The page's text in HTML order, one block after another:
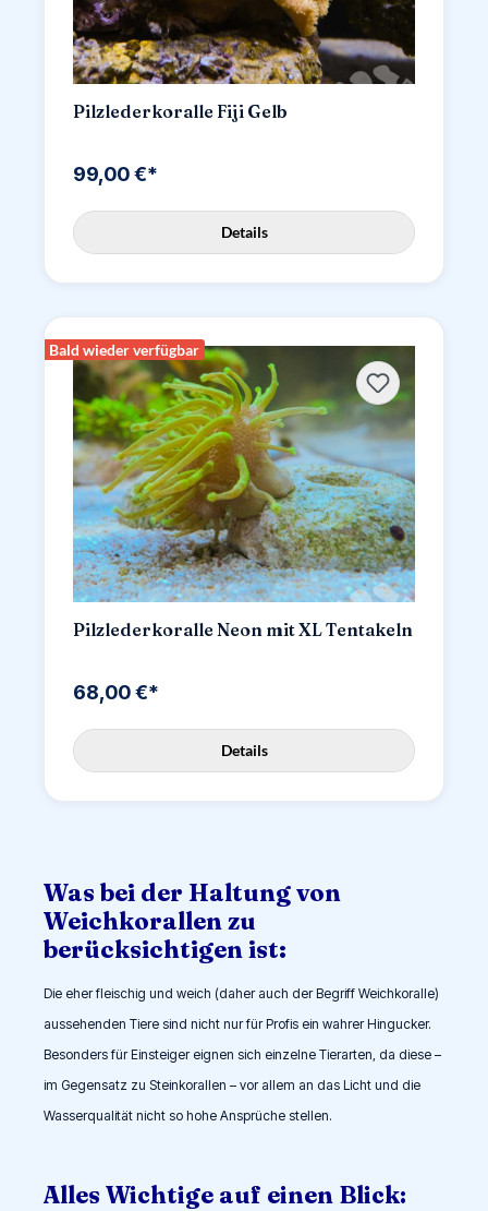
Pilzlederkoralle Fiji Gelb
99,00 €*
Details
Bald wieder verfügbar
Pilzlederkoralle Neon mit XL Tentakeln
68,00 €*
Details
Was bei der Haltung von
Weichkorallen zu
berücksichtigen ist:
Die eher fleischig und weich (daher auch der Begriff Weichkoralle)
aussehenden Tiere sind nicht nur für Profis ein wahrer Hingucker.
Besonders für Einsteiger eignen sich einzelne Tierarten, da diese –
im Gegensatz zu Steinkorallen – vor allem an das Licht und die
Wasserqualität nicht so hohe Ansprüche stellen.
Alles Wichtige auf einen Blick: